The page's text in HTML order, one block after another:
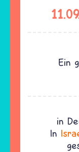
Ein
in
In